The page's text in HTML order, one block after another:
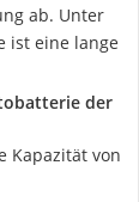
ab. Unter
ist eine lange
der
Kapazität von